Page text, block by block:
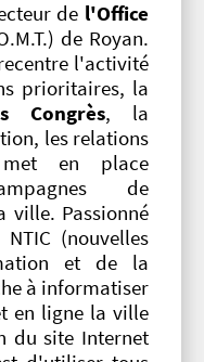
de l'Office
de Royan.
l'activité
prioritaires, la
Congrès, la
les relations
en place
de
ville. Passionné
(nouvelles
et de la
à informatiser
en ligne la ville
du site Internet